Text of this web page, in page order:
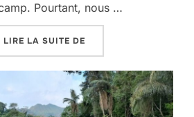
Pourtant, nous …
LIRE LA SUITE DE